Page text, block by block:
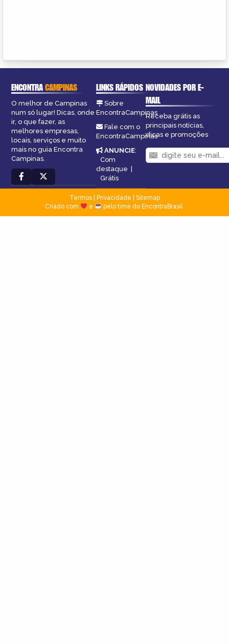
ENCONTRACAMPINAS
O melhor de Campinas
num só lugar! Dicas, onde
ir, o que fazer, as
melhores empresas,
locais, serviços e muito
mais no guia Encontra
Campinas.
LINKS RÁPIDOS
Sobre
EncontraCampinas
Fale com o
EncontraCampinas
ANUNCIE:
Com
destaque |
Grátis
NOVIDADES POR E-
MAIL
Receba grátis as
principais notícias,
dicas e promoções
Termos| Privacidade
Sitemap
Criado com
e pelo time do EncontraBrasil